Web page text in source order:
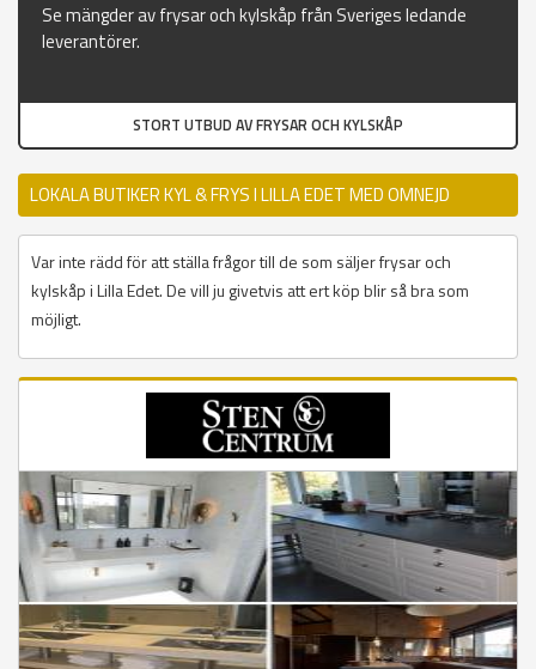
Se mängder av frysar och kylskåp från Sveriges ledande
leverantörer.
STORT UTBUD AV FRYSAR OCH KYLSKÅP
LOKALA BUTIKER KYL & FRYS I LILLA EDET MED OMNEJD
Var inte rädd för att ställa frågor till de som säljer frysar och
kylskåp i Lilla Edet. De vill ju givetvis att ert köp blir så bra som
möjligt.